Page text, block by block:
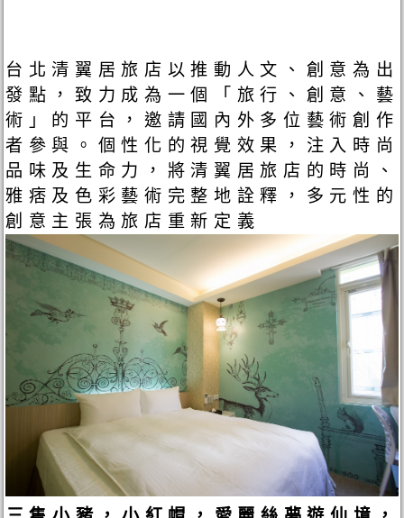
台北清翼居旅店以推動人文、創意為出
發點，致力成為一個「旅行、創意、藝
術」的平台，邀請國內外多位藝術創作
者參與。個性化的視覺效果，注入時尚
品味及生命力，將清翼居旅店的時尚、
雅痞及色彩藝術完整地詮釋，多元性的
創意主張為旅店重新定義